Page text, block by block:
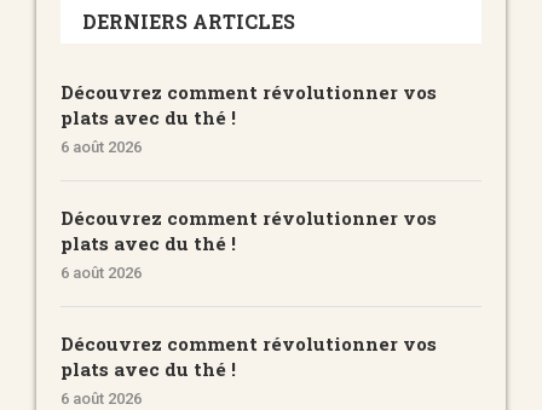
DERNIERS ARTICLES
Découvrez comment révolutionner vos
plats avec du thé !
6 août 2026
Découvrez comment révolutionner vos
plats avec du thé !
6 août 2026
Découvrez comment révolutionner vos
plats avec du thé !
6 août 2026